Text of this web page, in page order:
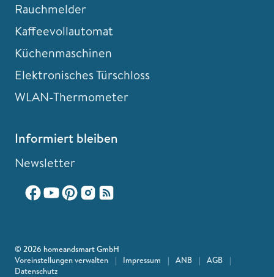
Rauchmelder
Kaffeevollautomat
Küchenmaschinen
Elektronisches Türschloss
WLAN-Thermometer
Informiert bleiben
Newsletter
© 2026 homeandsmart GmbH
Voreinstellungen verwalten
| Impressum | ANB | AGB
|
Datenschutz